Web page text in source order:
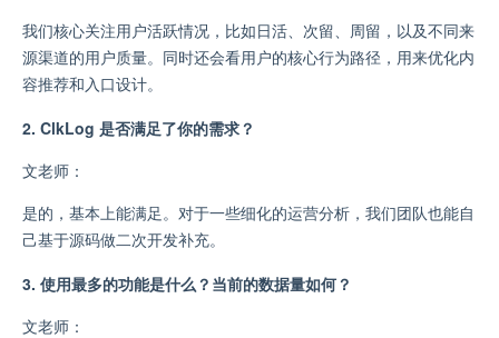
我们核心关注用户活跃情况，比如日活、次留、周留，以及不同来
源渠道的用户质量。同时还会看用户的核心行为路径，用来优化内
容推荐和入口设计。
2. ClkLog 是否满足了你的需求？
文老师：
是的，基本上能满足。对于一些细化的运营分析，我们团队也能自
己基于源码做二次开发补充。
3. 使用最多的功能是什么？当前的数据量如何？
文老师：